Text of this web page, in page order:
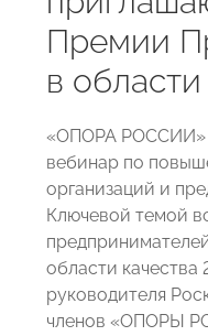
Премии
в
«ОПОРА РОССИИ»
вебинар по
организаций и
Ключевой темой
области качества
руководителя
членов «ОПОРЫ